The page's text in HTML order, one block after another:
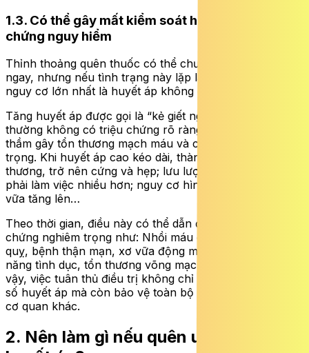
1.3. Có thể gây mất kiểm soát huyết áp và biến
chứng nguy hiểm
Thỉnh thoảng quên thuốc có thể chưa gây hậu quả
ngay, nhưng nếu tình trạng này lặp lại thường xuyên,
nguy cơ lớn nhất là huyết áp không được kiểm soát.
Tăng huyết áp được gọi là “kẻ giết người thầm lặng” vì
thường không có triệu chứng rõ ràng, nhưng lại âm
thầm gây tổn thương mạch máu và các cơ quan quan
trọng. Khi huyết áp cao kéo dài, thành động mạch bị tổn
thương, trở nên cứng và hẹp; lưu lượng máu giảm, tim
phải làm việc nhiều hơn; nguy cơ hình thành mảng xơ
vữa tăng lên…
Theo thời gian, điều này có thể dẫn đến hàng loạt biến
chứng nghiêm trọng như: Nhồi máu cơ tim, suy tim, đột
quỵ, bệnh thận mạn, xơ vữa động mạch, rối loạn chức
năng tình dục, tổn thương võng mạc, giảm thị lực… Vì
vậy, việc tuân thủ điều trị không chỉ giúp kiểm soát con
số huyết áp mà còn bảo vệ toàn bộ hệ tim mạch và các
cơ quan khác.
2. Nên làm gì nếu quên uống thuốc